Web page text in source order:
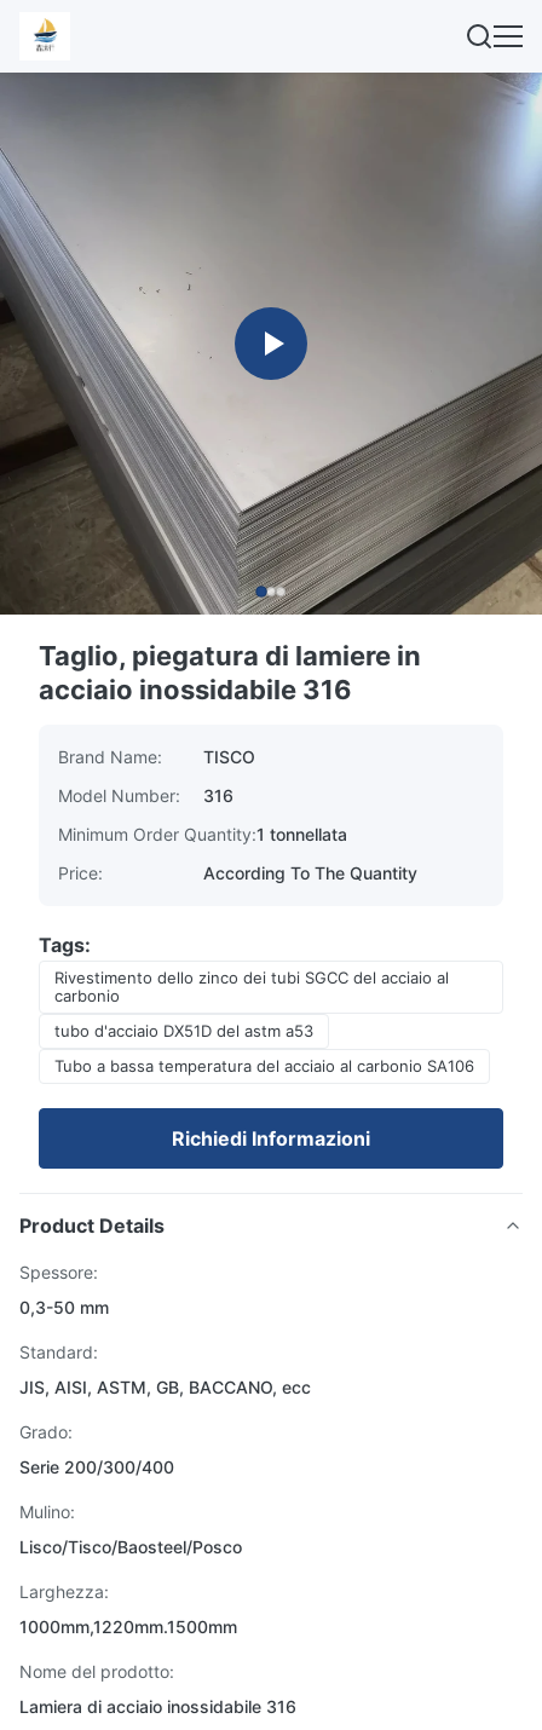
Taglio, piegatura di lamiere in
acciaio inossidabile 316
Brand Name:
TISCO
Model Number:
316
Minimum Order Quantity:1 tonnellata
Price:
According To The Quantity
Tags:
Rivestimento dello zinco dei tubi SGCC del acciaio al
carbonio
tubo d'acciaio DX51D del astm a53
Tubo a bassa temperatura del acciaio al carbonio SA106
Richiedi Informazioni
Product Details
Spessore:
0,3-50 mm
Standard:
JIS, AISI, ASTM, GB, BACCANO, ecc
Grado:
Serie 200/300/400
Mulino:
Lisco/Tisco/Baosteel/Posco
Larghezza:
1000mm,1220mm.1500mm
Nome del prodotto:
Lamiera di acciaio inossidabile 316